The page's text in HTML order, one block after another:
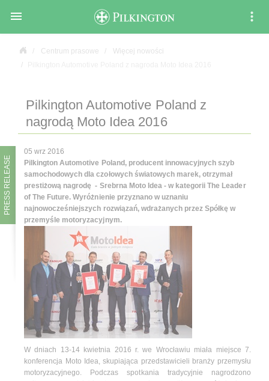

Centrum prasowe
Więcej nowości
Pilkington Automotive Poland z
nagrodą Moto Idea 2016
PRESS RELEASE
05 wrz 2016
Pilkington Automotive Poland, producent innowacyjnych szyb
samochodowych dla czołowych światowych marek, otrzymał
prestiżową nagrodę - Srebrna Moto Idea - w kategorii The Leader
of The Future. Wyróżnienie przyznano w uznaniu
najnowocześniejszych rozwiązań, wdrażanych przez Spółkę w
przemyśle motoryzacyjnym.
W dniach 13-14 kwietnia 2016 r. we Wrocławiu miała miejsce 7.
konferencja Moto Idea, skupiająca przedstawicieli branży przemysłu
motoryzacyjnego. Podczas spotkania tradycyjnie nagrodzono